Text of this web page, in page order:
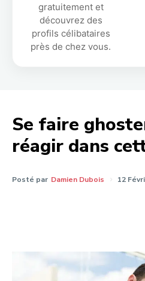
gratuitement et
découvrez des
profils célibataires
près de chez vous.
Se faire
réagir dans
Posté par Damien Dubois 12